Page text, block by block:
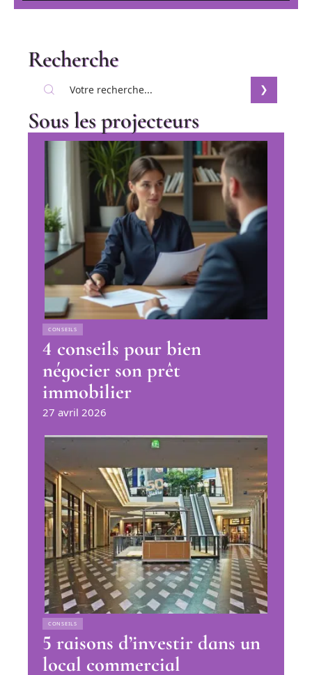
Recherche
Sous les projecteurs
CONSEILS
4 conseils pour bien
négocier son prêt
immobilier
27 avril 2026
CONSEILS
5 raisons d’investir dans un
local commercial